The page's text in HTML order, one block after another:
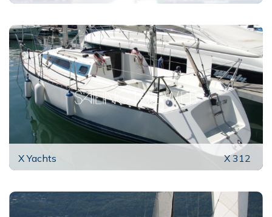
X Yachts X 312